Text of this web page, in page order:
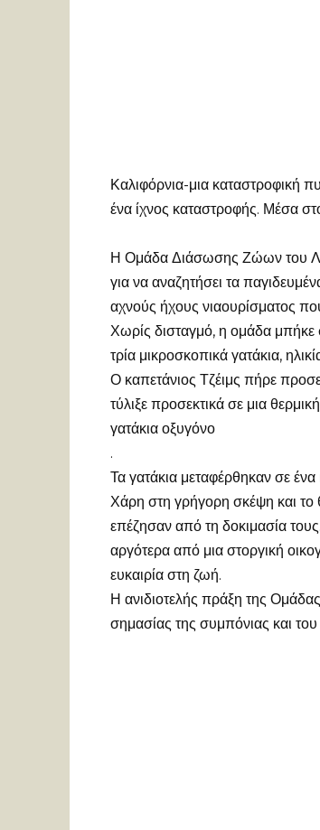
Καλιφόρνια-μια καταστροφική
ένα ίχνος καταστροφής. Μέσα
Η Ομάδα Διάσωσης Ζώων του
για να αναζητήσει τα
αχνούς ήχους νιαουρίσματος
Χωρίς δισταγμό, η ομάδα
τρία μικροσκοπικά γατάκια,
Ο καπετάνιος Τζέιμς πήρε
τύλιξε προσεκτικά σε μια
γατάκια οξυγόνο
.
Τα γατάκια μεταφέρθηκαν σε
Χάρη στη γρήγορη σκέψη και
επέζησαν από τη δοκιμασία
αργότερα από μια στοργική
ευκαιρία στη ζωή.
Η ανιδιοτελής πράξη της
σημασίας της συμπόνιας και